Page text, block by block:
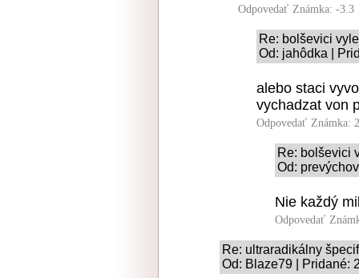
Odpovedať Známka: -3.3
Re: bolševici
Od: jahôdka |
alebo staci
vychadzat von
Odpovedať Známka:
Re: bolševici
Od:
Nie každý
Odpovedať
Re: ultraradikálny
Od: Blaze79 | Pridané: